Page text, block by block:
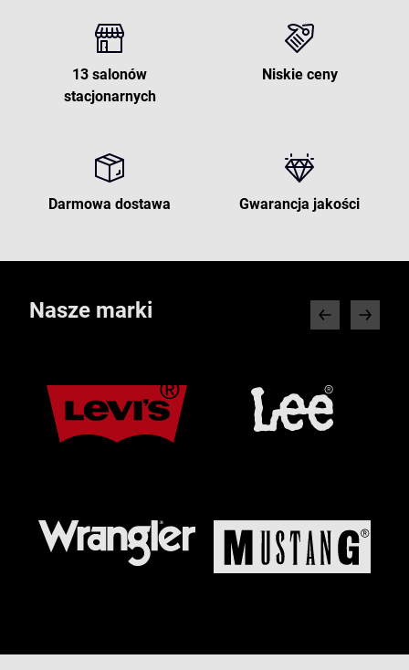
13 salonów
stacjonarnych
Niskie ceny
Darmowa dostawa Gwarancja jakości
Nasze marki